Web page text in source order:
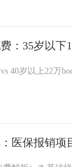
：35岁以下
医保报销项